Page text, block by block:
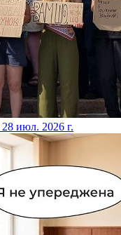
28 июл. 2026 г.